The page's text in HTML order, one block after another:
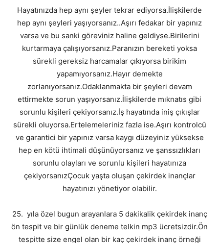
Hayatınızda hep aynı şeyler tekrar ediyorsa.İlişkilerde
hep aynı şeyleri yaşıyorsanız..Aşırı fedakar bir yapınız
varsa ve bu sanki göreviniz haline geldiyse.Birilerini
kurtarmaya çalışıyorsanız.Paranızın bereketi yoksa
sürekli gereksiz harcamalar çıkıyorsa birikim
yapamıyorsanız.Hayır demekte
zorlanıyorsanız.Odaklanmakta bir şeyleri devam
ettirmekte sorun yaşıyorsanız.İlişkilerde mıknatıs gibi
sorunlu kişileri çekiyorsanız.İş hayatında iniş çıkışlar
sürekli oluyorsa.Ertelemeleriniz fazla ise.Aşırı kontrolcü
ve garantici bir yapınız varsa kaygı düzeyiniz yüksekse
hep en kötü ihtimali düşünüyorsanız ve şanssızlıkları
sorunlu olayları ve sorunlu kişileri hayatınıza
çekiyorsanızÇocuk yaşta oluşan çekirdek inançlar
hayatınızı yönetiyor olabilir.
25. yıla özel bugun arayanlara 5 dakikalik çekirdek inanç
ön tespit ve bir günlük deneme telkin mp3 ücretsizdir.Ön
tespitte size engel olan bir kaç çekirdek inanç örneği